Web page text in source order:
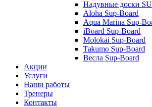
Надувные доски
Aloha Sup-Board
Aqua Marina Sup-
iBoard Sup-Board
Molokai Sup-Board
Takumo Sup-Board
Весла Sup-Board
Акции
Услуги
Наши работы
Тренеры
Контакты